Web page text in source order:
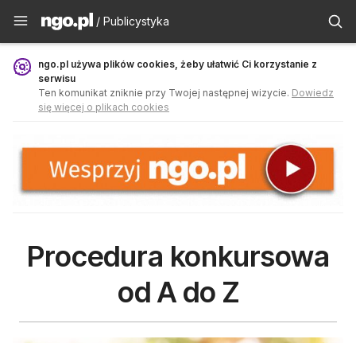
Publicystyka - ngo.pl
/ Publicystyka
ngo.pl używa plików cookies, żeby ułatwić Ci korzystanie z
serwisu
Ten komunikat zniknie przy Twojej następnej wizycie. Dowiedz
się więcej o plikach cookies
Procedura konkursowa
od A do Z